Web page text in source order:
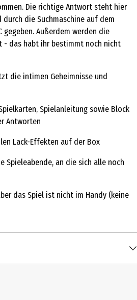
Die richtige Antwort steht hier
die Suchmaschine auf dem
gegeben. Außerdem werden die
- das habt ihr bestimmt noch nicht
die intimen Geheimnisse und
Spielanleitung sowie Block
Antworten
Lack-Effekten auf der Box
Spieleabende, an die sich alle noch
das Spiel ist nicht im Handy (keine